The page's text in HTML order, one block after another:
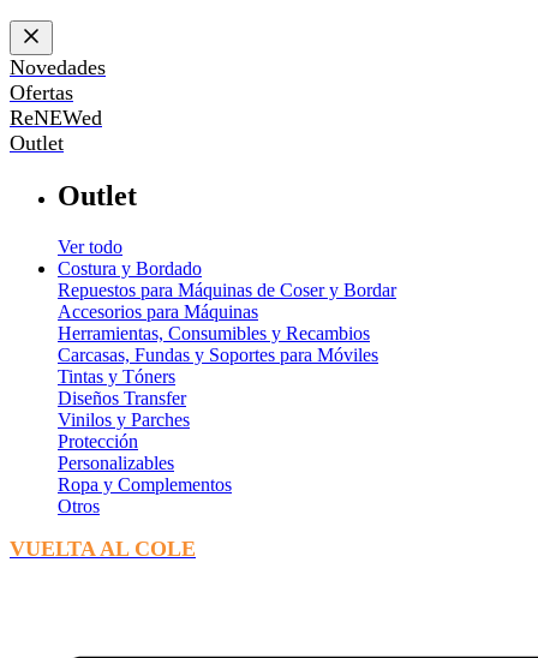
Novedades
Ofertas
ReNEWed
Outlet
Outlet
Ver todo
Costura y Bordado
Repuestos para Máquinas de Coser y Bordar
Accesorios para Máquinas
Herramientas, Consumibles y Recambios
Carcasas, Fundas y Soportes para Móviles
Tintas y Tóners
Diseños Transfer
Vinilos y Parches
Protección
Personalizables
Ropa y Complementos
Otros
VUELTA AL COLE